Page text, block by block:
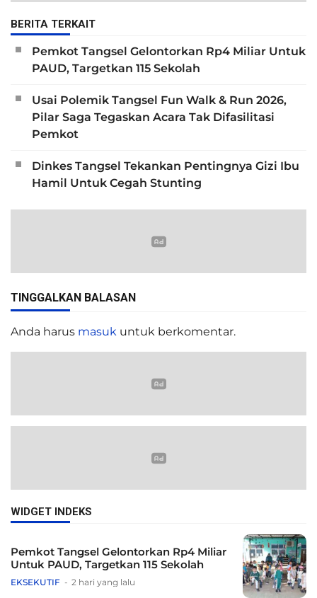
BERITA TERKAIT
Pemkot Tangsel Gelontorkan Rp4 Miliar Untuk
PAUD, Targetkan 115 Sekolah
Usai Polemik Tangsel Fun Walk & Run 2026,
Pilar Saga Tegaskan Acara Tak Difasilitasi
Pemkot
Dinkes Tangsel Tekankan Pentingnya Gizi Ibu
Hamil Untuk Cegah Stunting
TINGGALKAN BALASAN
Anda harus masuk untuk berkomentar.
WIDGET INDEKS
Pemkot Tangsel Gelontorkan Rp4 Miliar
Untuk PAUD, Targetkan 115 Sekolah
EKSEKUTIF 2 hari yang lalu